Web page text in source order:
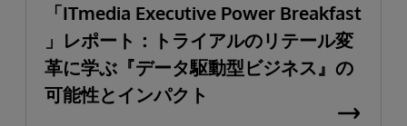
「ITmedia Executive Power Breakfast
」レポート：トライアルのリテール変
革に学ぶ『データ駆動型ビジネス』の
可能性とインパクト